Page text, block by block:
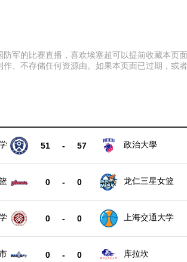
军的比赛直播，喜欢埃塞超可以提前收藏本页
、不存储任何资源由。如果本页面已过期，或
51 - 57 政治大學
0 - 0 龙仁三星女篮
0 - 0 上海交通大学
0 - 0 库拉坎